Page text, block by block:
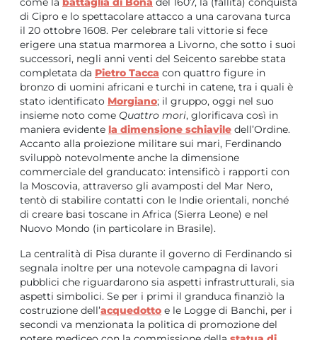
di Cipro e lo spettacolare attacco a una carovana turca
il 20 ottobre 1608. Per celebrare tali vittorie si fece
erigere una statua marmorea a Livorno, che sotto i suoi
successori, negli anni venti del Seicento sarebbe stata
completata da Pietro Tacca con quattro figure in
bronzo di uomini africani e turchi in catene, tra i quali è
stato identificato Morgiano; il gruppo, oggi nel suo
insieme noto come Quattro mori, glorificava così in
maniera evidente la dimensione schiavile dell’Ordine.
Accanto alla proiezione militare sui mari, Ferdinando
sviluppò notevolmente anche la dimensione
commerciale del granducato: intensificò i rapporti con
la Moscovia, attraverso gli avamposti del Mar Nero,
tentò di stabilire contatti con le Indie orientali, nonché
di creare basi toscane in Africa (Sierra Leone) e nel
Nuovo Mondo (in particolare in Brasile).
La centralità di Pisa durante il governo di Ferdinando si
segnala inoltre per una notevole campagna di lavori
pubblici che riguardarono sia aspetti infrastrutturali, sia
aspetti simbolici. Se per i primi il granduca finanziò la
costruzione dell’acquedotto e le Logge di Banchi, per i
secondi va menzionata la politica di promozione del